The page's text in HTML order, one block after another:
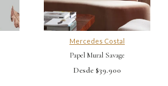
Mercedes Costal
Papel Mural Savage
Desde $39.900